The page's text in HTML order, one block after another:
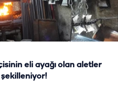
eli ayağı olan aletler